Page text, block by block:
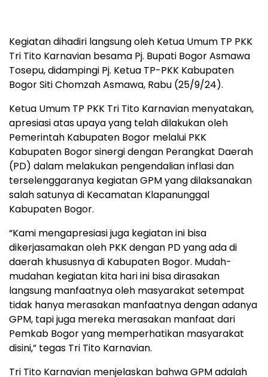
Kegiatan dihadiri langsung oleh Ketua Umum TP PKK
Tri Tito Karnavian besama Pj. Bupati Bogor Asmawa
Tosepu, didampingi Pj. Ketua TP-PKK Kabupaten
Bogor Siti Chomzah Asmawa, Rabu (25/9/24).
Ketua Umum TP PKK Tri Tito Karnavian menyatakan,
apresiasi atas upaya yang telah dilakukan oleh
Pemerintah Kabupaten Bogor melalui PKK
Kabupaten Bogor sinergi dengan Perangkat Daerah
(PD) dalam melakukan pengendalian inflasi dan
terselenggaranya kegiatan GPM yang dilaksanakan
salah satunya di Kecamatan Klapanunggal
Kabupaten Bogor.
“Kami mengapresiasi juga kegiatan ini bisa
dikerjasamakan oleh PKK dengan PD yang ada di
daerah khususnya di Kabupaten Bogor. Mudah-
mudahan kegiatan kita hari ini bisa dirasakan
langsung manfaatnya oleh masyarakat setempat
tidak hanya merasakan manfaatnya dengan adanya
GPM, tapi juga mereka merasakan manfaat dari
Pemkab Bogor yang memperhatikan masyarakat
disini,” tegas Tri Tito Karnavian.
Tri Tito Karnavian menjelaskan bahwa GPM adalah